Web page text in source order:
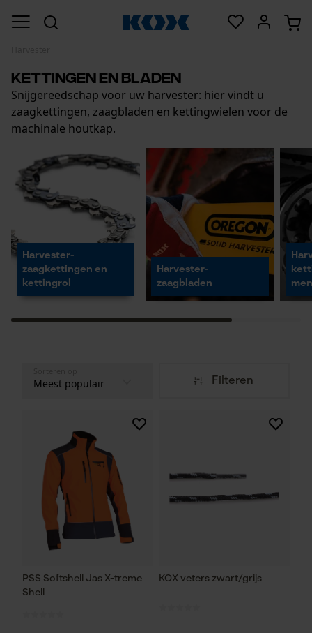
Kettingen en bladen
Snijgereedschap voor uw harvester: hier vindt u
zaagkettingen, zaagbladen en kettingwielen voor de
machinale houtkap.
Harvester-
zaagkettingen en
kettingrol
Harvester-
zaagbladen
men
Filteren
PSS Softshell Jas X-treme
Shell
KOX veters zwart/grijs